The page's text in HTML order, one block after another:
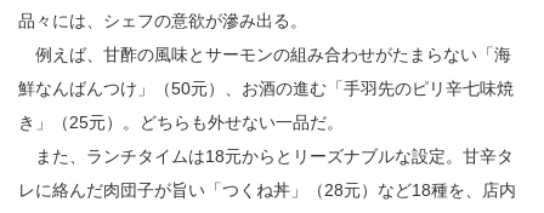
品々には、シェフの意欲が滲み出る。
例えば、甘酢の風味とサーモンの組み合わせがたまらない「海
鮮なんばんつけ」（50元）、お酒の進む「手羽先のピリ辛七味焼
き」（25元）。どちらも外せない一品だ。
また、ランチタイムは18元からとリーズナブルな設定。甘辛タ
レに絡んだ肉団子が旨い「つくね丼」（28元）など18種を、店内